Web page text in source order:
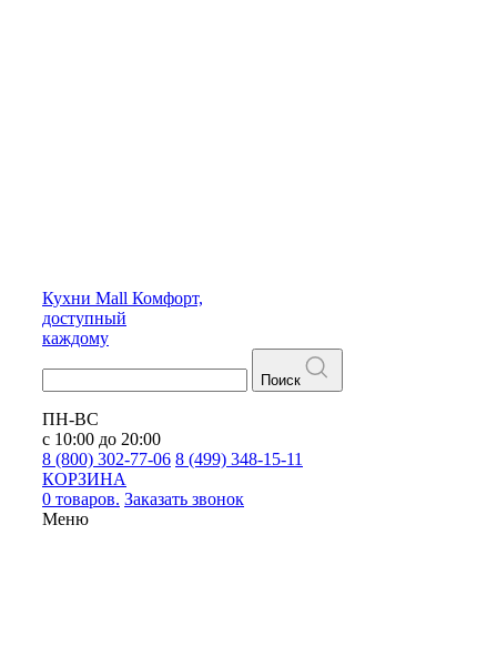
Кухни Mall Комфорт,
доступный
каждому
Поиск
ПН-ВС
с 10:00 до 20:00
8 (800) 302-77-06 8 (499) 348-15-11
КОРЗИНА
0 товаров. Заказать звонок
Меню